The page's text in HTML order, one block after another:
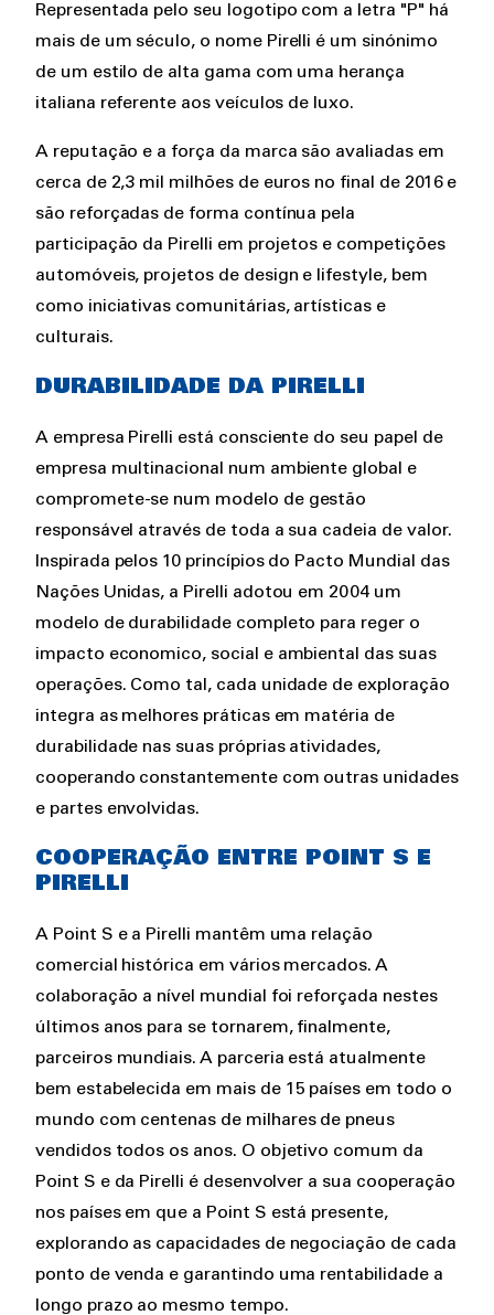
Representada pelo seu logotipo com a letra "P" há
mais de um século, o nome Pirelli é um sinónimo
de um estilo de alta gama com uma herança
italiana referente aos veículos de luxo.
A reputação e a força da marca são avaliadas em
cerca de 2,3 mil milhões de euros no final de 2016 e
são reforçadas de forma contínua pela
participação da Pirelli em projetos e competições
automóveis, projetos de design e lifestyle, bem
como iniciativas comunitárias, artísticas e
culturais.
DURABILIDADE DA PIRELLI
A empresa Pirelli está consciente do seu papel de
empresa multinacional num ambiente global e
compromete-se num modelo de gestão
responsável através de toda a sua cadeia de valor.
Inspirada pelos 10 princípios do Pacto Mundial das
Nações Unidas, a Pirelli adotou em 2004 um
modelo de durabilidade completo para reger o
impacto economico, social e ambiental das suas
operações. Como tal, cada unidade de exploração
integra as melhores práticas em matéria de
durabilidade nas suas próprias atividades,
cooperando constantemente com outras unidades
e partes envolvidas.
COOPERAÇÃO ENTRE POINT S E
PIRELLI
A Point S e a Pirelli mantêm uma relação
comercial histórica em vários mercados. A
colaboração a nível mundial foi reforçada nestes
últimos anos para se tornarem, finalmente,
parceiros mundiais. A parceria está atualmente
bem estabelecida em mais de 15 países em todo o
mundo com centenas de milhares de pneus
vendidos todos os anos. O objetivo comum da
Point S e da Pirelli é desenvolver a sua cooperação
nos países em que a Point S está presente,
explorando as capacidades de negociação de cada
ponto de venda e garantindo uma rentabilidade a
longo prazo ao mesmo tempo.